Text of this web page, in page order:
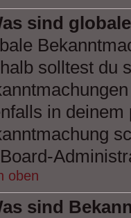
sind
solltest du
in
oben
sind